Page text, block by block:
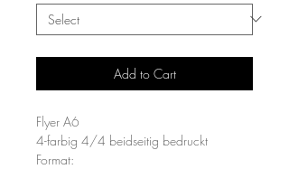
Add to Cart
Flyer A6
4-farbig 4/4 beidseitig bedruckt
Format: